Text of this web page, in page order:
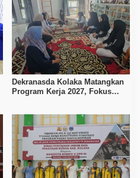
Dekranasda Kolaka Matangkan
Program Kerja 2027, Fokus